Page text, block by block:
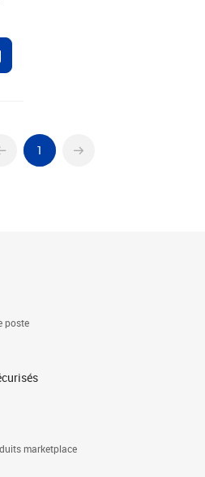
au panier
1
poste
marketplace